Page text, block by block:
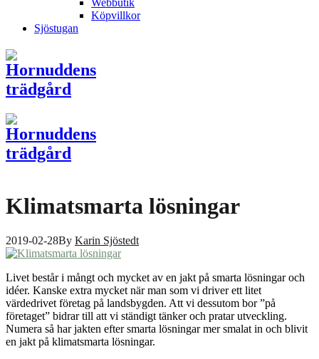
Webbutik
Köpvillkor
Sjöstugan
Klimatsmarta lösningar
2019-02-28By Karin Sjöstedt
Livet består i mångt och mycket av en jakt på smarta lösningar och
idéer. Kanske extra mycket när man som vi driver ett litet
värdedrivet företag på landsbygden. Att vi dessutom bor ”på
företaget” bidrar till att vi ständigt tänker och pratar utveckling.
Numera så har jakten efter smarta lösningar mer smalat in och blivit
en jakt på klimatsmarta lösningar.